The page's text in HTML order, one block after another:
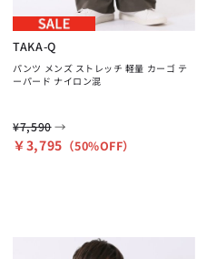
TAKA-Q
パンツ メンズ ストレッチ 軽量 カーゴ テ
ーパード ナイロン混
¥7,590 →
￥3,795 （50%OFF）